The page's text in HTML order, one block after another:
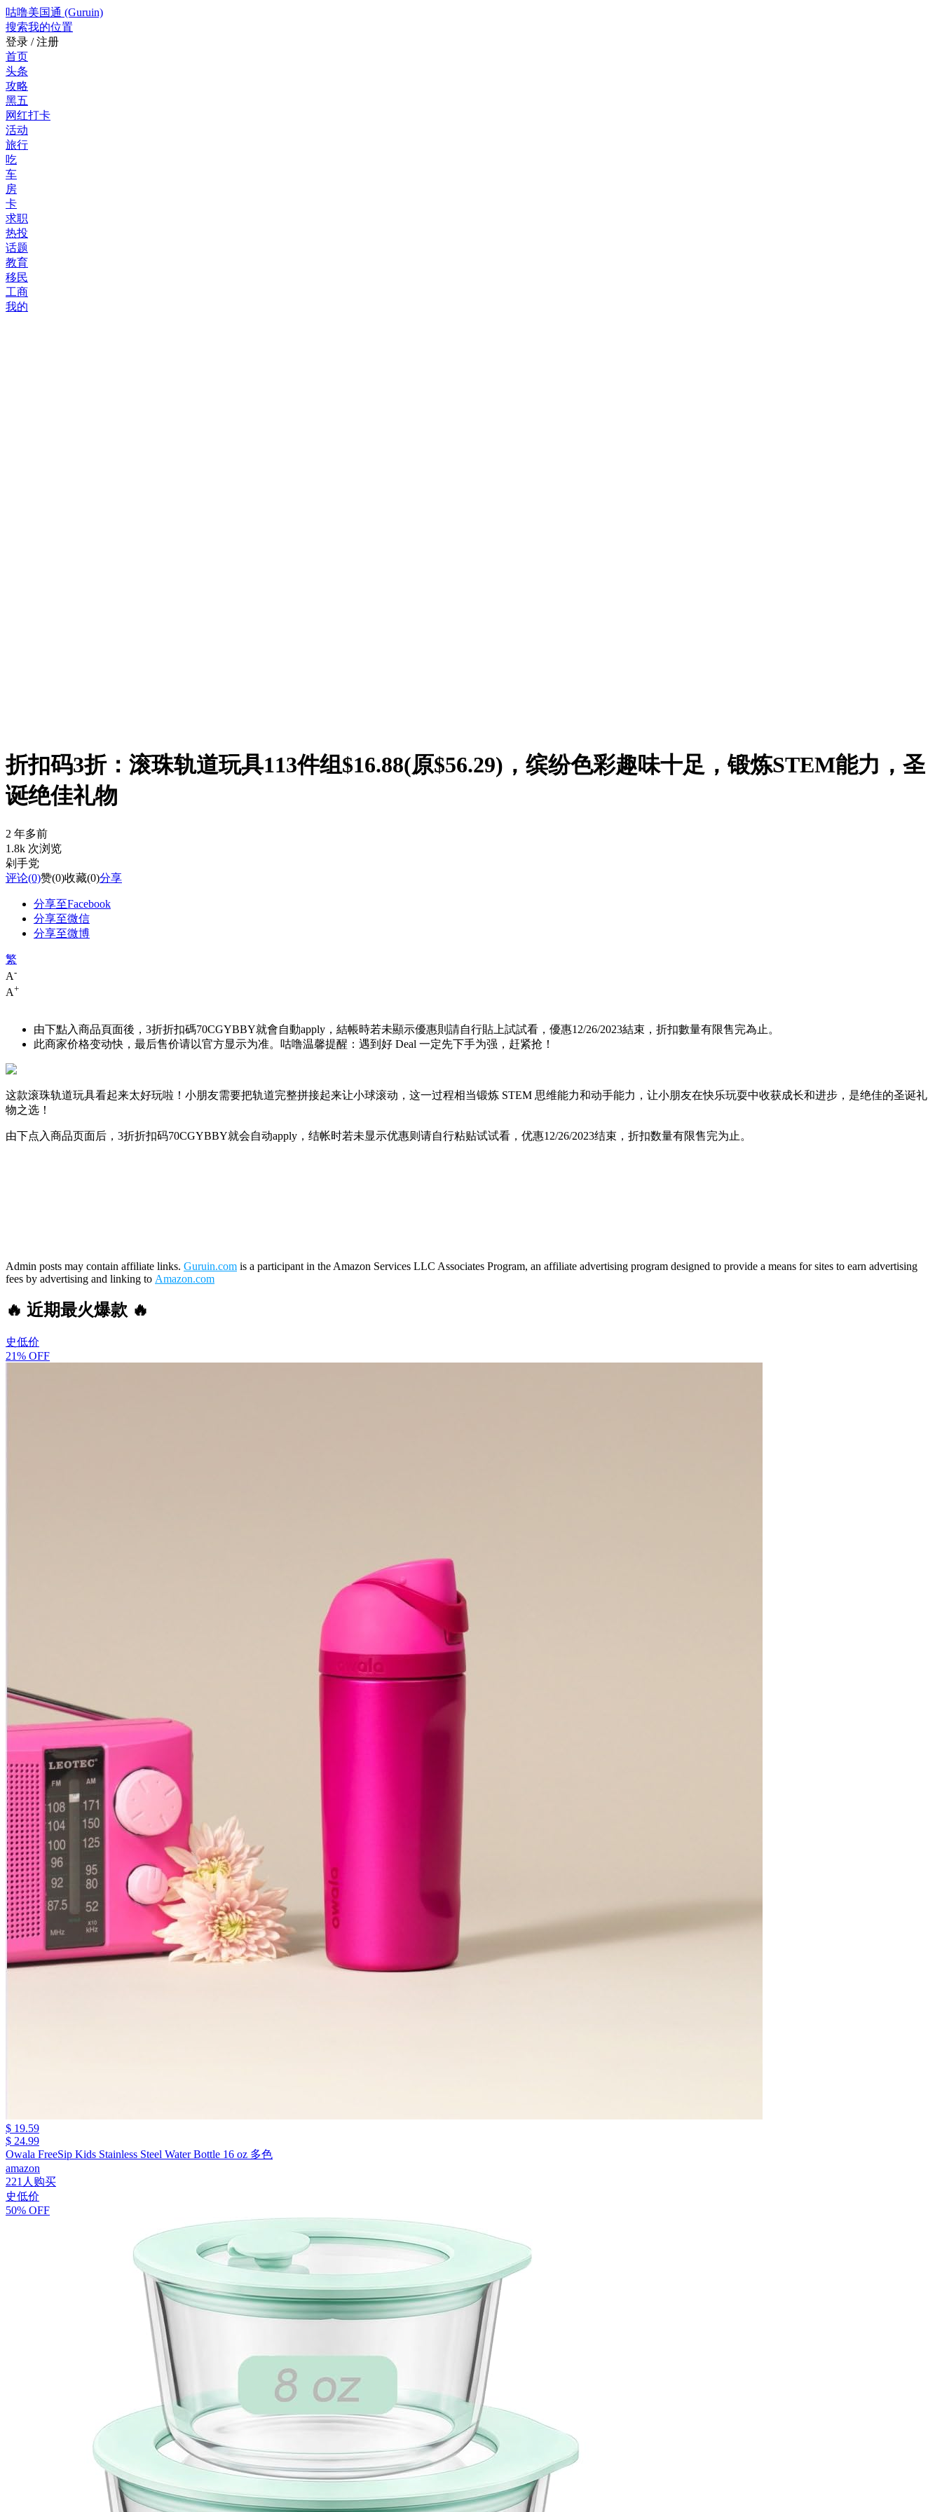
咕噜美国通 (Guruin)
搜索我的位置
登录 / 注册
首页
头条
攻略
黑五
网红打卡
活动
旅行
吃
车
房
卡
求职
热投
话题
教育
移民
工商
我的
折扣码3折：滚珠轨道玩具113件组$16.88(原$56.29)，缤纷色彩趣味十足，锻炼STEM能力，圣
诞绝佳礼物
2 年多前
1.8k 次浏览
剁手党
评论(0)赞(0)收藏(0)分享
分享至Facebook
分享至微信
分享至微博
繁
A-
A+
由下點入商品頁面後，3折折扣碼70CGYBBY就會自動apply，結帳時若未顯示優惠則請自行貼上試試看，優惠12/26/2023結束，折扣數量有限售完為止。
此商家价格变动快，最后售价请以官方显示为准。咕噜温馨提醒：遇到好 Deal 一定先下手为强，赶紧抢！
这款滚珠轨道玩具看起来太好玩啦！小朋友需要把轨道完整拼接起来让小球滚动，这一过程相当锻炼 STEM 思维能力和动手能力，让小朋友在快乐玩耍中收获成长和进步，是绝佳的圣诞礼
物之选！
由下点入商品页面后，3折折扣码70CGYBBY就会自动apply，结帐时若未显示优惠则请自行粘贴试试看，优惠12/26/2023结束，折扣数量有限售完为止。
Admin posts may contain affiliate links. Guruin.com is a participant in the Amazon Services LLC Associates Program, an affiliate advertising program designed to provide a means for sites to earn advertising
fees by advertising and linking to Amazon.com
🔥 近期最火爆款 🔥
史低价
21% OFF
$ 19.59
$ 24.99
Owala FreeSip Kids Stainless Steel Water Bottle 16 oz 多色
amazon
221人购买
史低价
50% OFF